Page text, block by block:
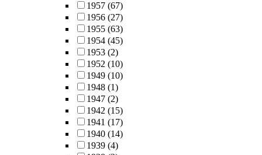
1957 (67)
1956 (27)
1955 (63)
1954 (45)
1953 (2)
1952 (10)
1949 (10)
1948 (1)
1947 (2)
1942 (15)
1941 (17)
1940 (14)
1939 (4)